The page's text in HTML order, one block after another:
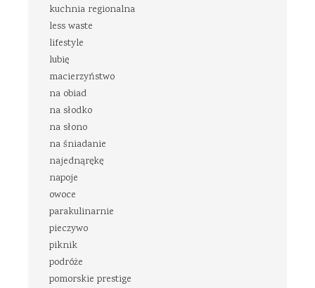
kuchnia regionalna
less waste
lifestyle
lubię
macierzyństwo
na obiad
na słodko
na słono
na śniadanie
najednąrękę
napoje
owoce
parakulinarnie
pieczywo
piknik
podróże
pomorskie prestige